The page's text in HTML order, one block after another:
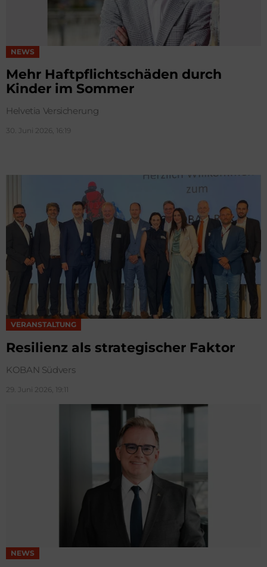
NEWS
Mehr Haftpflichtschäden durch
Kinder im Sommer
Helvetia Versicherung
30. Juni 2026, 16:19
VERANSTALTUNG
Resilienz als strategischer Faktor
KOBAN Südvers
29. Juni 2026, 19:11
NEWS